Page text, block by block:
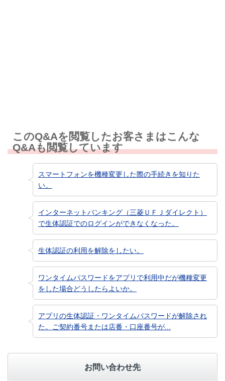
このQ&Aを閲覧したお客さまはこんな
Q&Aも閲覧しています
スマートフォンを機種変更した際の手続きを知りた
い。
インターネットバンキング（三菱ＵＦＪダイレクト）
で生体認証でのログインができなくなった。
生体認証の利用を解除をしたい。
ワンタイムパスワードをアプリで利用中だが機種変更
をした場合どうしたらよいか。
アプリの生体認証・ワンタイムパスワードが解除され
た。ご契約番号または店番・口座番号が...
お問い合わせ先